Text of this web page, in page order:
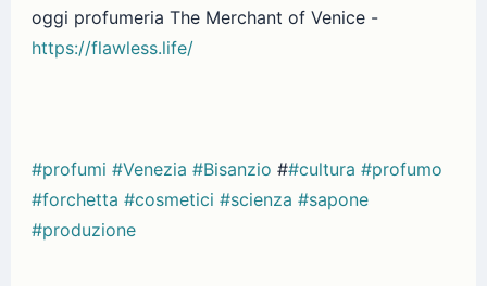
oggi profumeria The Merchant of Venice -
https://flawless.life/
#profumi #Venezia #Bisanzio ##cultura #profumo
#forchetta #cosmetici #scienza #sapone
#produzione